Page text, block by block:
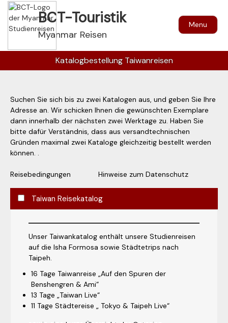
Menu
BCT-Touristik
Myanmar Reisen
Katalogbestellung Taiwanreisen
Suchen Sie sich bis zu zwei Katalogen aus, und geben Sie Ihre
Adresse an. Wir schicken Ihnen die gewünschten Exemplare
dann innerhalb der nächsten zwei Werktage zu. Haben Sie
bitte dafür Verständnis, dass aus versandtechnischen
Gründen maximal zwei Kataloge gleichzeitig bestellt werden
können. .
Reisebedingungen Hinweise zum Datenschutz
Taiwan Reisekatalog
Unser Taiwankatalog enthält unsere Studienreisen
auf die Isha Formosa sowie Städtetrips nach
Taipeh.
16 Tage Taiwanreise „Auf den Spuren der
Benshengren & Ami“
13 Tage „Taiwan Live“
11 Tage Städtereise „ Tokyo & Taipeh Live“